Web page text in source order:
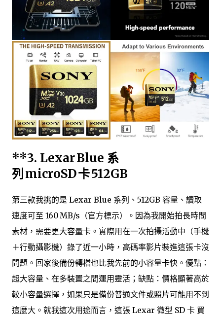
**3. Lexar Blue 系
列 microSD 卡 512GB
第三款我挑的是 Lexar Blue 系列、512GB 容量、讀取
速度可至 160 MB/s（官方標示）。因為我開始拍長時間
素材，需要更大容量卡。實際用在一次拍攝活動中（手機
＋行動攝影機）錄了近一小時，高碼率影片裝進這張卡沒
問題。回家後備份轉檔也比我先前的小容量卡快。優點：
超大容量、在多裝置之間運用靈活；缺點：價格顯著高於
較小容量選擇，如果只是備份普通文件或照片可能用不到
這麼大。就我這次用途而言，這張 Lexar 微型 SD 卡 買